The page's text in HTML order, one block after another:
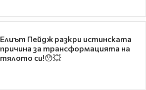
Елиът Пейдж разкри истинската
причина за трансформацията на
тялото си!😯💥